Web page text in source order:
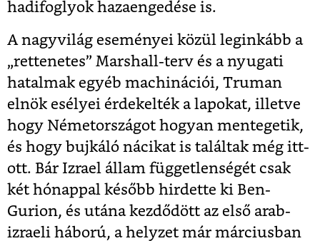
hadifoglyok hazaengedése is.
A nagyvilág eseményei közül leginkább a
„rettenetes” Marshall-terv és a nyugati
hatalmak egyéb machinációi, Truman
elnök esélyei érdekelték a lapokat, illetve
hogy Németországot hogyan mentegetik,
és hogy bujkáló nácikat is találtak még itt-
ott. Bár Izrael állam függetlenségét csak
két hónappal később hirdette ki Ben-
Gurion, és utána kezdődött az első arab-
izraeli háború, a helyzet már márciusban